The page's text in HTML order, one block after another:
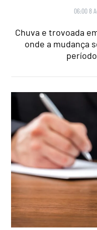
06:00 8
Chuva e trovoada
onde a mudança